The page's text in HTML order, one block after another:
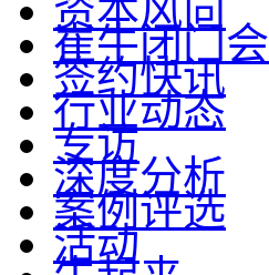
资本风向
崔牛闭门会
签约快讯
行业动态
专访
深度分析
案例评选
活动